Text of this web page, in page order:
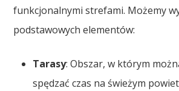
funkcjonalnymi strefami. Możemy
podstawowych elementów:
Tarasy: Obszar, w którym
spędzać czas na świeżym